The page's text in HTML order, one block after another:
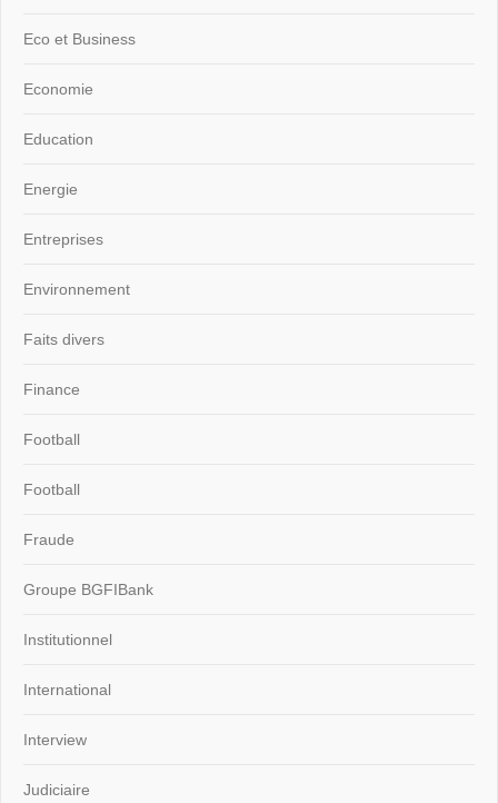
Eco et Business
Economie
Education
Energie
Entreprises
Environnement
Faits divers
Finance
Football
Football
Fraude
Groupe BGFIBank
Institutionnel
International
Interview
Judiciaire